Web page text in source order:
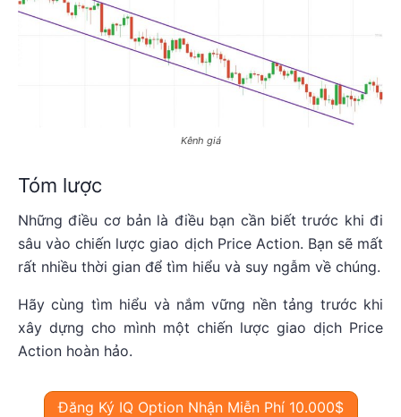
Kênh giá
Tóm lược
Những điều cơ bản là điều bạn cần biết trước khi đi
sâu vào chiến lược giao dịch Price Action. Bạn sẽ mất
rất nhiều thời gian để tìm hiểu và suy ngẫm về chúng.
Hãy cùng tìm hiểu và nắm vững nền tảng trước khi
xây dựng cho mình một chiến lược giao dịch Price
Action hoàn hảo.
Đăng Ký IQ Option Nhận Miễn Phí 10.000$